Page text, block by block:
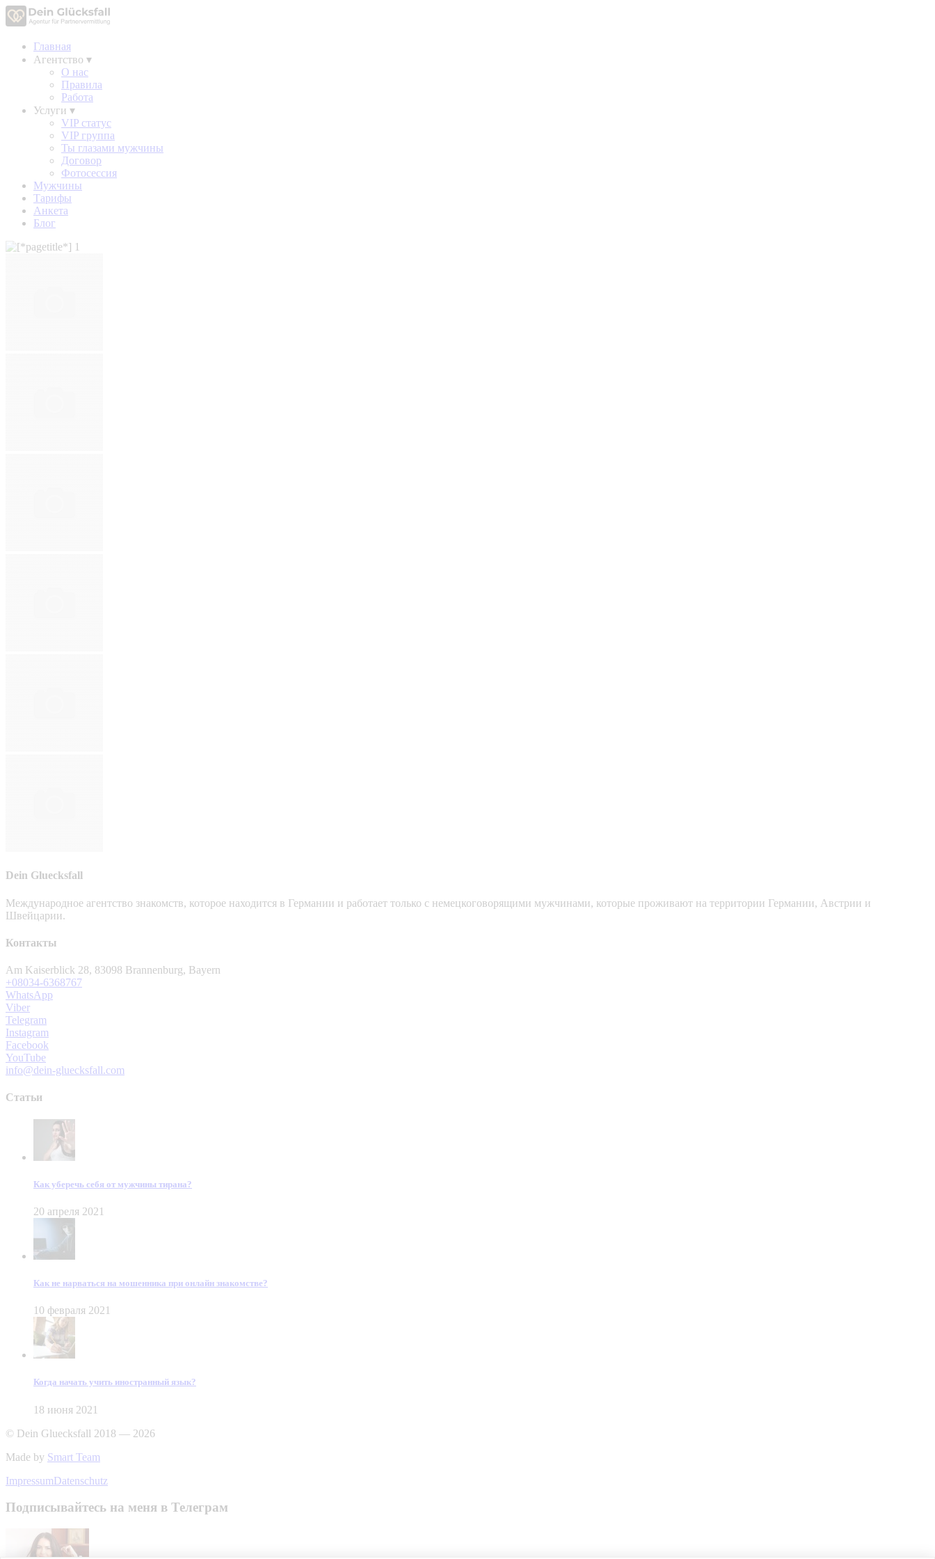
Главная
Агентство ▾
О нас
Правила
Работа
Услуги ▾
VIP статус
VIP группа
Ты глазами мужчины
Договор
Фотосессия
Мужчины
Тарифы
Анкета
Блог
Dein Gluecksfall
Международное агентство знакомств, которое находится в Германии и работает только с немецкоговорящими мужчинами, которые проживают на территории Германии, Австрии и
Швейцарии.
Контакты
Am Kaiserblick 28, 83098 Brannenburg, Bayern
+08034-6368767
WhatsApp
Viber
Telegram
Instagram
Facebook
YouTube
info@dein-gluecksfall.com
Статьи
Как уберечь себя от мужчины тирана?
20 апреля 2021
Как не нарваться на мошенника при онлайн знакомстве?
10 февраля 2021
Когда начать учить иностранный язык?
18 июня 2021
© Dein Gluecksfall 2018 — 2026
Made by Smart Team
ImpressumDatenschutz
Подписывайтесь на меня в Телеграм